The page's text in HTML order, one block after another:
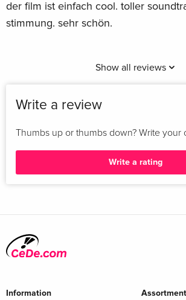
der film ist einfach cool. toller
stimmung. sehr schön.
Show all reviews
Write a review
Thumbs up or thumbs down? Write your
Write a rating
Information
Assortment